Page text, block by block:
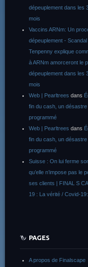
dépeuplement dans les
mois
Vaccins ARNm: Un
dépeuplement - Scandal
Tenpenny explique
à ARNm amorceront le
dépeuplement dans les
mois
Web | Pearltrees dans
fin du cash, un désastre
programmé
Web | Pearltrees dans
fin du cash, un désastre
programmé
Suisse : On lui ferme
qu’elle n’impose pas le
ses clients | FINAL S
19 : La vérité / Covid-
PAGES
A propos de Finalscape